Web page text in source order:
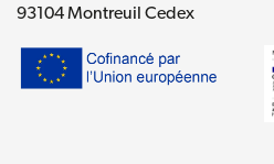
93104 Montreuil Cedex